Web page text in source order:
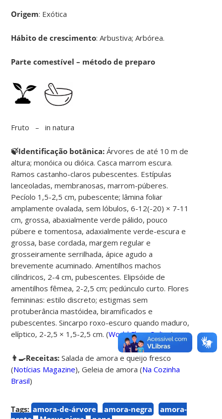
Origem: Exótica
Hábito de crescimento: Arbustiva; Arbórea.
Parte comestível – método de preparo
Fruto – in natura
🍃Identificação botânica:Árvores de até 10 m de
altura; monóica ou dióica. Casca marrom escura.
Ramos castanho-claros pubescentes. Estípulas
lanceoladas, membranosas, marrom-púberes.
Pecíolo 1,5-2,5 cm, pubescente; lâmina foliar
amplamente ovalada, sem lóbulos, 6-12(-20) × 7-11
cm, grossa, abaxialmente verde pálido, pouco
púbere e tomentosa, adaxialmente verde-escura e
grossa, base cordada, margem regular e
grosseiramente serrilhada, ápice agudo a
brevemente acuminado. Amentilhos machos
cilíndricos, 2-4 cm, pubescentes. Elipsóide de
amentilhos fêmea, 2-2,5 cm; pedúnculo curto. Flores
femininas: estilo discreto; estigmas sem
protuberância mastóidea, biramificados e
pubescentes. Sincarpo roxo-escuro quando maduro,
elíptico, 2-2,5 × 1,5-2,5 cm. (World Flora Online)
👨‍🍳Receitas:Salada de amora e queijo fresco
(Notícias Magazine),Geleia de amora(Na Cozinha
Brasil)
Tags: amora-de-árvore amora-negra
amora-